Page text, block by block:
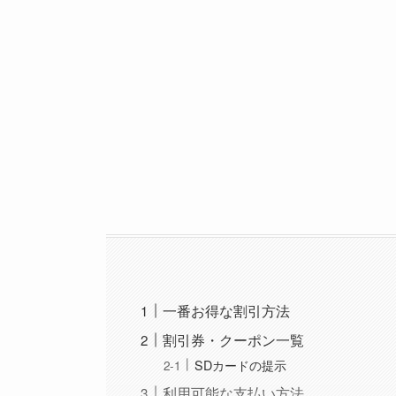
一番お得な割引方法
割引券・クーポン一覧
SDカードの提示